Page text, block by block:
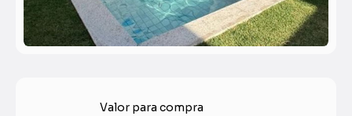
Valor para compra